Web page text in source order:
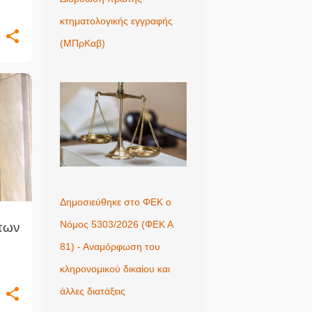
κτηματολογικής εγγραφής
(ΜΠρΚαβ)
Δημοσιεύθηκε στο ΦΕΚ ο
Νόμος 5303/2026 (ΦΕΚ Α
81) - Αναμόρφωση του
κληρονομικού δικαίου και
άλλες διατάξεις